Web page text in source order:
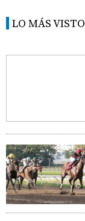
LO MÁS VISTO